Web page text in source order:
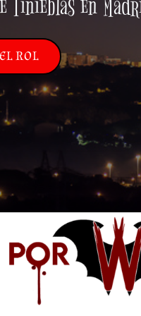
ROL